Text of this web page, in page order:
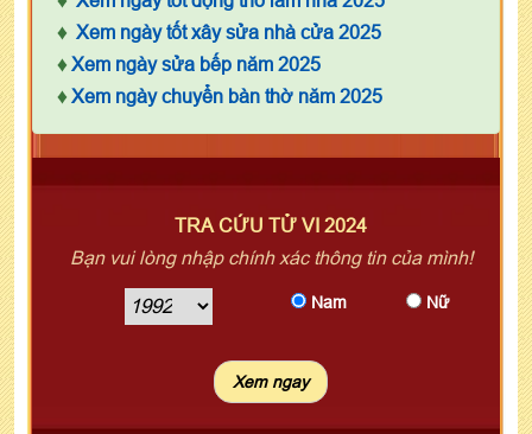
♦ Xem ngày tốt xây sửa nhà cửa 2025
♦ Xem ngày sửa bếp năm 2025
♦ Xem ngày chuyển bàn thờ năm 2025
TRA CỨU TỬ VI 2024
Bạn vui lòng nhập chính xác thông tin của mình!
Nam Nữ